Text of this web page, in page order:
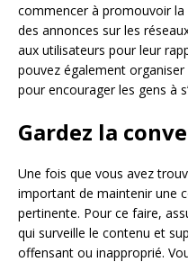
commencer à promouvoir
des annonces sur les
aux utilisateurs pour leur
pouvez également
pour encourager les gens à
Gardez la
Une fois que vous avez
important de maintenir une
pertinente. Pour ce faire,
qui surveille le contenu et
offensant ou inapproprié.